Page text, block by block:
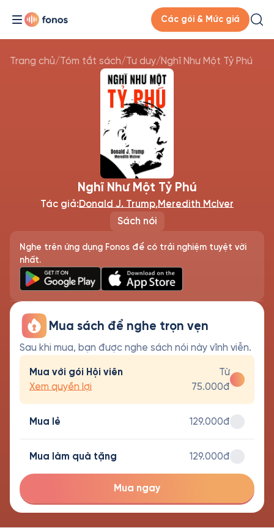
Các gói & Mức giá
Trang chủ/Tóm tắt sách/Tư duy/Nghĩ Như Một Tỷ Phú
Sách nói
Nghĩ Như Một Tỷ Phú
Tác giả:Donald J. Trump,Meredith McIver
Nghe trên ứng dụng Fonos để có trải nghiệm tuyệt vời
nhất.
Mua sách để nghe trọn vẹn
Sau khi mua, bạn được nghe sách nói này vĩnh viễn.
Mua với gói Hội viên
Xem quyền lợi
Từ
75.000đ
Mua lẻ 129.000đ
Mua làm quà tặng 129.000đ
Mua ngay